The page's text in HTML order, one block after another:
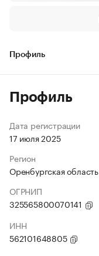
Профиль
Профиль
Дата регистрации
17 июля 2025
Регион
Оренбургская область
ОГРНИП
325565800070141
ИНН
562101648805